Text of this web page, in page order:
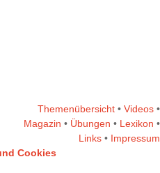
Themenübersicht • Videos •
Magazin • Übungen • Lexikon •
Links • Impressum
Cookies